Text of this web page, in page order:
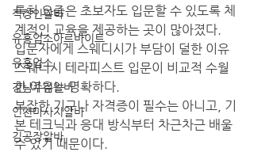
직장인알바
유흥업소아르바이트
유흥업소
강남주점알바
인천마사지알바
김공장알바
특히 요즘은 초보자도 입문할 수 있도록 체
계적인 교육을 제공하는 곳이 많아졌다.
입문자에게 스웨디시가 부담이 덜한 이유
스웨디시 테라피스트 입문이 비교적 수월
한 이유는 명확하다.
복잡한 기구나 자격증이 필수는 아니고, 기
본 테크닉과 응대 방식부터 차근차근 배울
수 있기 때문이다.